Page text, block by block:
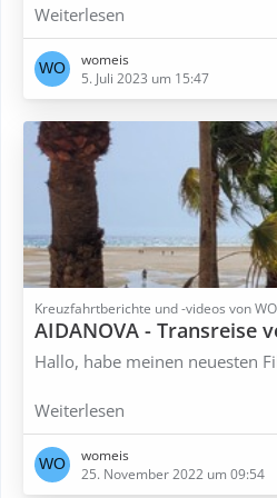
Weiterlesen
womeis
5. Juli 2023 um 15:47
Kreuzfahrtberichte und -videos von
AIDANOVA - Transreise
Hallo, habe meinen neuesten
Weiterlesen
womeis
25. November 2022 um 09:54